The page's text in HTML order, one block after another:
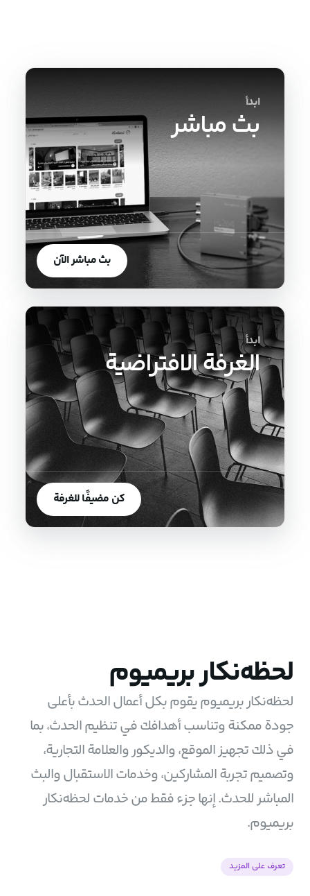
ابدأ
بث مباشر
بث مباشر الآن
ابدأ
الغرفة الافتراضية
كن مضيفًا للغرفة
لحظه‌نکار بريميوم
لحظه‌نکار بريميوم يقوم بكل أعمال الحدث بأعلى
جودة ممكنة وتناسب أهدافك في تنظيم الحدث، بما
في ذلك تجهيز الموقع، والديكور والعلامة التجارية،
وتصميم تجربة المشاركين، وخدمات الاستقبال والبث
المباشر للحدث. إنها جزء فقط من خدمات لحظه‌نکار
بريميوم.
تعرف على المزيد